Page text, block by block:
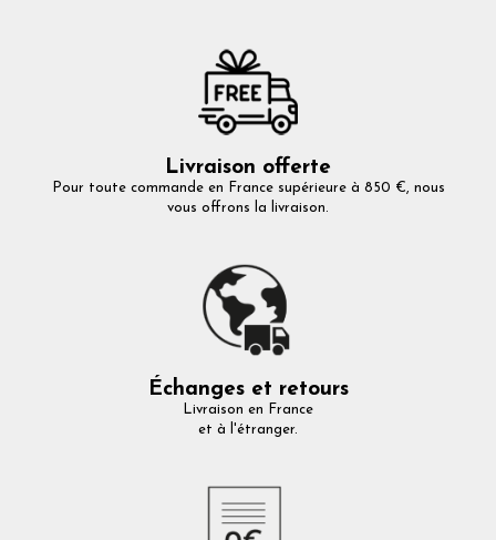
Livraison offerte
Pour toute commande en France supérieure à 850 €, nous
vous offrons la livraison.
Échanges et retours
Livraison en France
et à l'étranger.